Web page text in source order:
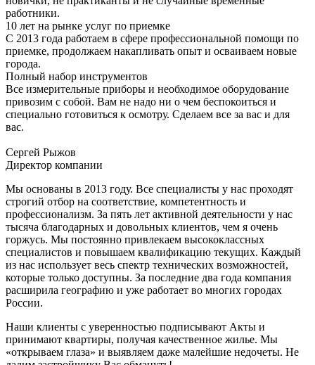
работники.
10 лет на рынке услуг по приемке
С 2013 года работаем в сфере профессиональной помощи по
приемке, продолжаем накапливать опыт и осваиваем новые
города.
Полный набор инструментов
Все измерительные приборы и необходимое оборудование
привозим с собой. Вам не надо ни о чем беспокоиться и
специально готовиться к осмотру. Сделаем все за вас и для
вас.
Сергей Рыжов
Директор компании
Мы основаны в 2013 году. Все специалисты у нас проходят
строгий отбор на соответствие, компетентность и
профессионализм. За пять лет активной деятельности у нас
тысяча благодарных и довольных клиентов, чем я очень
горжусь. Мы постоянно привлекаем высококлассных
специалистов и повышаем квалификацию текущих. Каждый
из нас использует весь спектр технических возможностей,
которые только доступны. За последние два года компания
расширила географию и уже работает во многих городах
России.
Наши клиенты с уверенностью подписывают Акты и
принимают квартиры, получая качественное жилье. Мы
«открываем глаза» и выявляем даже малейшие недочеты. Не